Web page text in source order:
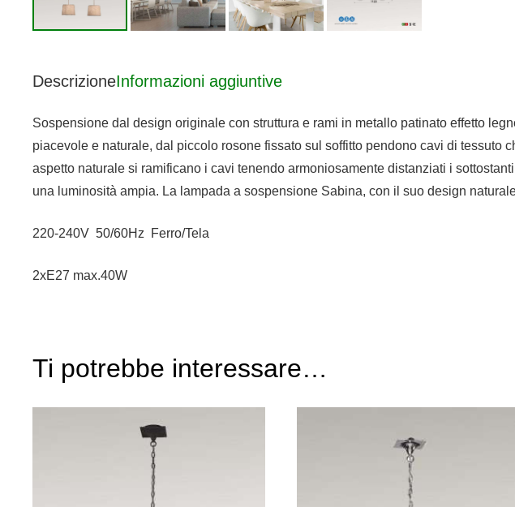
DescrizioneInformazioni aggiuntive
Sospensione dal design originale con struttura e rami in metallo patinato effetto
piacevole e naturale, dal piccolo rosone fissato sul soffitto pendono cavi di
aspetto naturale si ramificano i cavi tenendo armoniosamente distanziati i
una luminosità ampia. La lampada a sospensione Sabina, con il suo design
220-240V 50/60Hz Ferro/Tela
2xE27 max.40W
Ti potrebbe interessare…